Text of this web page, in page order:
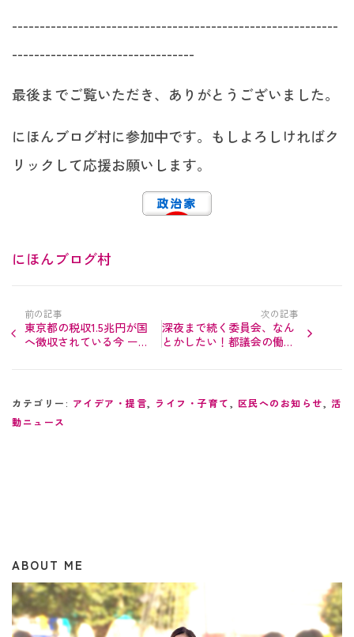
-----------------------------------------------------------
---------------------------------
最後までご覧いただき、ありがとうございました。
にほんブログ村に参加中です。もしよろしければク
リックして応援お願いします。
にほんブログ村
前の記事
東京都の税収1.5兆円が国
へ徴収されている今 ー
次の記事
深夜まで続く委員会、なん
とかしたい！都議会の働き
カテゴリー: アイデア・提言, ライフ・子育て , 区民へのお知らせ, 活
動ニュース
ABOUT ME